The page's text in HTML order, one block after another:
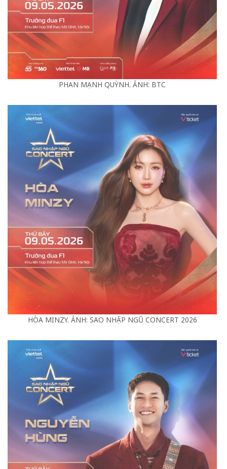
PHAN MẠNH QUỲNH. ẢNH: BTC
HÒA MINZY. ẢNH: SAO NHẬP NGŨ CONCERT 2026